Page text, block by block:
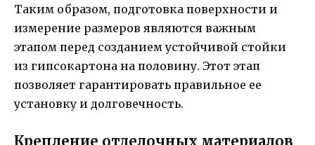
Таким образом, подготовка поверхности и
измерение размеров являются важным
этапом перед созданием устойчивой стойки
из гипсокартона на половину. Этот этап
позволяет гарантировать правильное ее
установку и долговечность.
Крепление отделочных материалов